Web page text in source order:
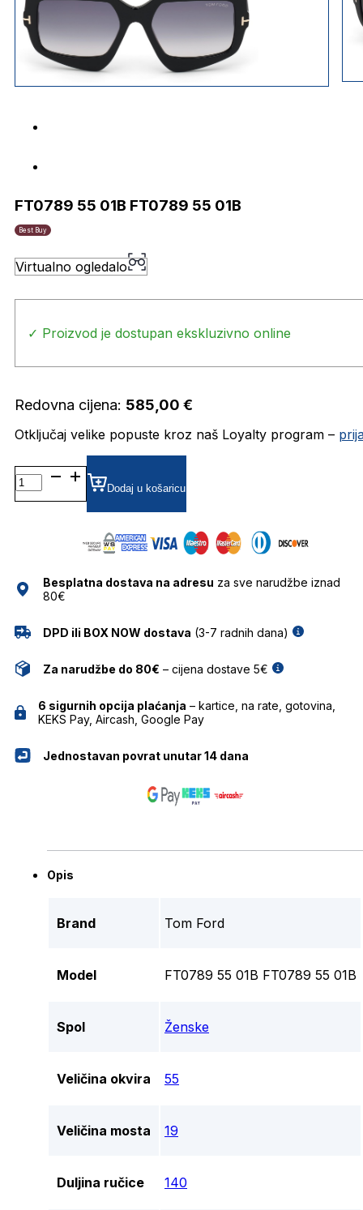
FT0789 55 01B FT0789 55 01B
Best Buy
Virtualno ogledalo
✓ Proizvod je dostupan ekskluzivno online
Redovna cijena: 585,00 €
Otključaj velike popuste kroz naš Loyalty program –
FT0789
55
01B
Dodaj u košaricu
Besplatna dostava na adresu za sve narudžbe iznad
80€
DPD ili BOX NOW dostava (3-7 radnih dana)
Za narudžbe do 80€ – cijena dostave 5€
6 sigurnih opcija plaćanja – kartice, na rate, gotovina,
KEKS Pay, Aircash, Google Pay
Jednostavan povrat unutar 14 dana
Opis
Brand Tom Ford
Model FT0789 55 01B FT0789 55 01B
Spol Ženske
Veličina okvira 55
Veličina mosta 19
Duljina ručice 140